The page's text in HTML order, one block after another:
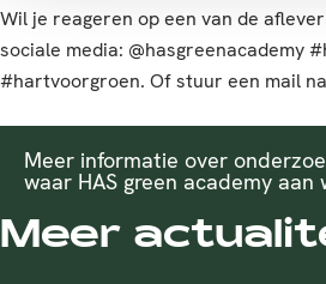
Wil je reageren op een van de
sociale media: @hasgreenacademy
#hartvoorgroen. Of stuur een mail
Meer informatie over
waar HAS green academy aan
Meer